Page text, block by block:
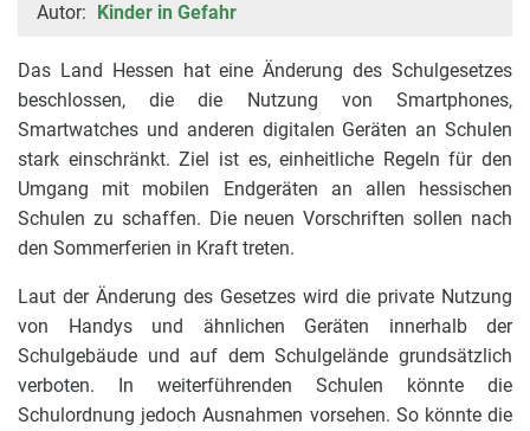
Autor: Kinder in Gefahr
Das Land Hessen hat eine Änderung des Schulgesetzes
beschlossen, die die Nutzung von Smartphones,
Smartwatches und anderen digitalen Geräten an Schulen
stark einschränkt. Ziel ist es, einheitliche Regeln für den
Umgang mit mobilen Endgeräten an allen hessischen
Schulen zu schaffen. Die neuen Vorschriften sollen nach
den Sommerferien in Kraft treten.
Laut der Änderung des Gesetzes wird die private Nutzung
von Handys und ähnlichen Geräten innerhalb der
Schulgebäude und auf dem Schulgelände grundsätzlich
verboten. In weiterführenden Schulen könnte die
Schulordnung jedoch Ausnahmen vorsehen. So könnte die